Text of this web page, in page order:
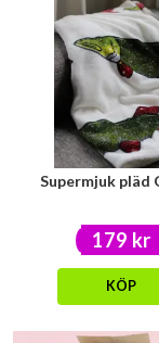
Supermjuk pläd
179 kr
KÖP